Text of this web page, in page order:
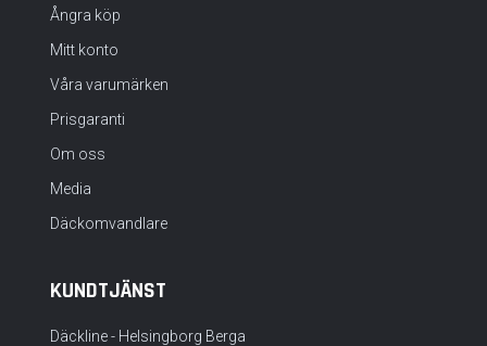
Ångra köp
Mitt konto
Våra varumärken
Prisgaranti
Om oss
Media
Däckomvandlare
KUNDTJÄNST
Däckline - Helsingborg Berga